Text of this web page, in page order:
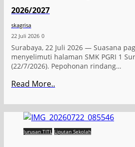
2026/2027
skagrisa
22 Juli 2026 0
Surabaya, 22 Juli 2026 — Suasana
menyelimuti halaman SMK PGRI 1
(22/7/2026). Pepohonan rindang…
Read More..
Jurusan TITL Liputan Sekolah